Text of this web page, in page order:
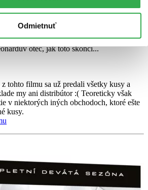
Odmietnuť
třesku
přesně tam, kde jsme skončili:
otec, jak toto skončí...
tohto filmu sa už predali všetky kusy a
my ani distribútor :( Teoreticky však
v niektorých iných obchodoch, ktoré ešte
kusy.